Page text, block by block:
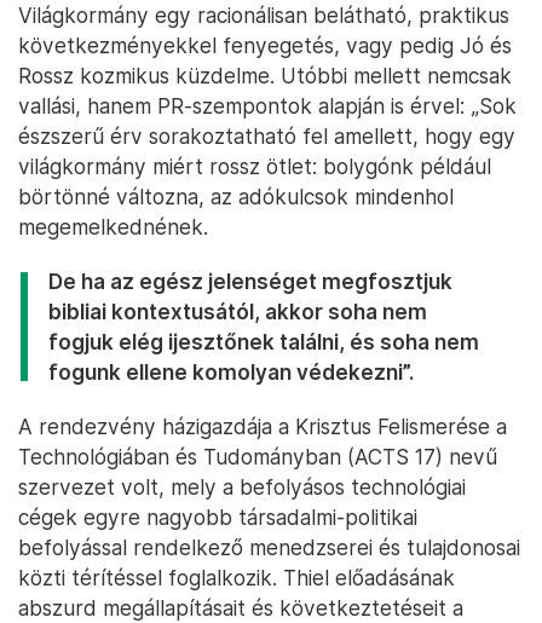
Világkormány egy racionálisan belátható, praktikus
következményekkel fenyegetés, vagy pedig Jó és
Rossz kozmikus küzdelme. Utóbbi mellett nemcsak
vallási, hanem PR-szempontok alapján is érvel: „Sok
észszerű érv sorakoztatható fel amellett, hogy egy
világkormány miért rossz ötlet: bolygónk például
börtönné változna, az adókulcsok mindenhol
megemelkednének.
De ha az egész jelenséget megfosztjuk
bibliai kontextusától, akkor soha nem
fogjuk elég ijesztőnek találni, és soha nem
fogunk ellene komolyan védekezni”.
A rendezvény házigazdája a Krisztus Felismerése a
Technológiában és Tudományban (ACTS 17) nevű
szervezet volt, mely a befolyásos technológiai
cégek egyre nagyobb társadalmi-politikai
befolyással rendelkező menedzserei és tulajdonosai
közti térítéssel foglalkozik. Thiel előadásának
abszurd megállapításait és következtetéseit a